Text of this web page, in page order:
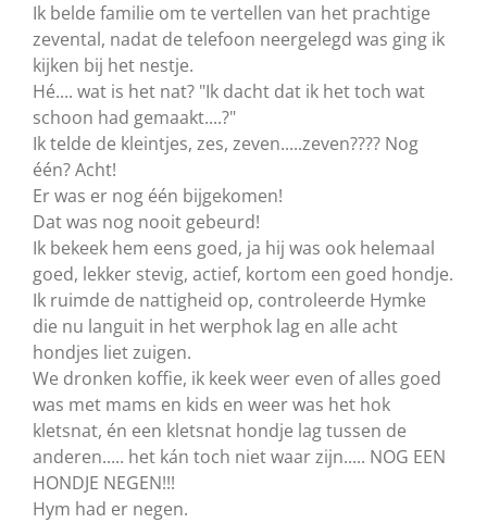
Ik belde familie om te vertellen van het prachtige
zevental, nadat de telefoon neergelegd was ging ik
kijken bij het nestje.
Hé.... wat is het nat? "Ik dacht dat ik het toch wat
schoon had gemaakt....?"
Ik telde de kleintjes, zes, zeven.....zeven???? Nog
één? Acht!
Er was er nog één bijgekomen!
Dat was nog nooit gebeurd!
Ik bekeek hem eens goed, ja hij was ook helemaal
goed, lekker stevig, actief, kortom een goed hondje.
Ik ruimde de nattigheid op, controleerde Hymke
die nu languit in het werphok lag en alle acht
hondjes liet zuigen.
We dronken koffie, ik keek weer even of alles goed
was met mams en kids en weer was het hok
kletsnat, én een kletsnat hondje lag tussen de
anderen..... het kán toch niet waar zijn..... NOG EEN
HONDJE NEGEN!!!
Hym had er negen.